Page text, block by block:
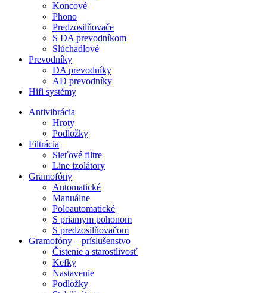
Koncové
Phono
Predzosilňovače
S DA prevodníkom
Slúchadlové
Prevodníky
DA prevodníky
AD prevodníky
Hifi systémy
Antivibrácia
Hroty
Podložky
Filtrácia
Sieťové filtre
Line izolátory
Gramofóny
Automatické
Manuálne
Poloautomatické
S priamym pohonom
S predzosilňovačom
Gramofóny – príslušenstvo
Čistenie a starostlivosť
Kefky
Nastavenie
Podložky